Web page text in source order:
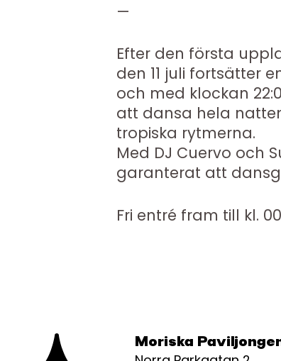
—
Efter den första
den 11 juli fortsätter
och med klockan
att dansa hela
tropiska rytmerna.
Med DJ Cuervo och
garanterat att
Fri entré fram till kl.
Moriska